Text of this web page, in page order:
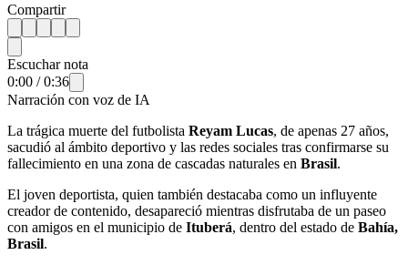
Compartir
Escuchar nota
0:00 /0:36
Narración con voz de IA
La trágica muerte del futbolista Reyam Lucas, de apenas 27 años,
sacudió al ámbito deportivo y las redes sociales tras confirmarse su
fallecimiento en una zona de cascadas naturales en Brasil.
El joven deportista, quien también destacaba como un influyente
creador de contenido, desapareció mientras disfrutaba de un paseo
con amigos en el municipio de Ituberá, dentro del estado de Bahía,
Brasil.